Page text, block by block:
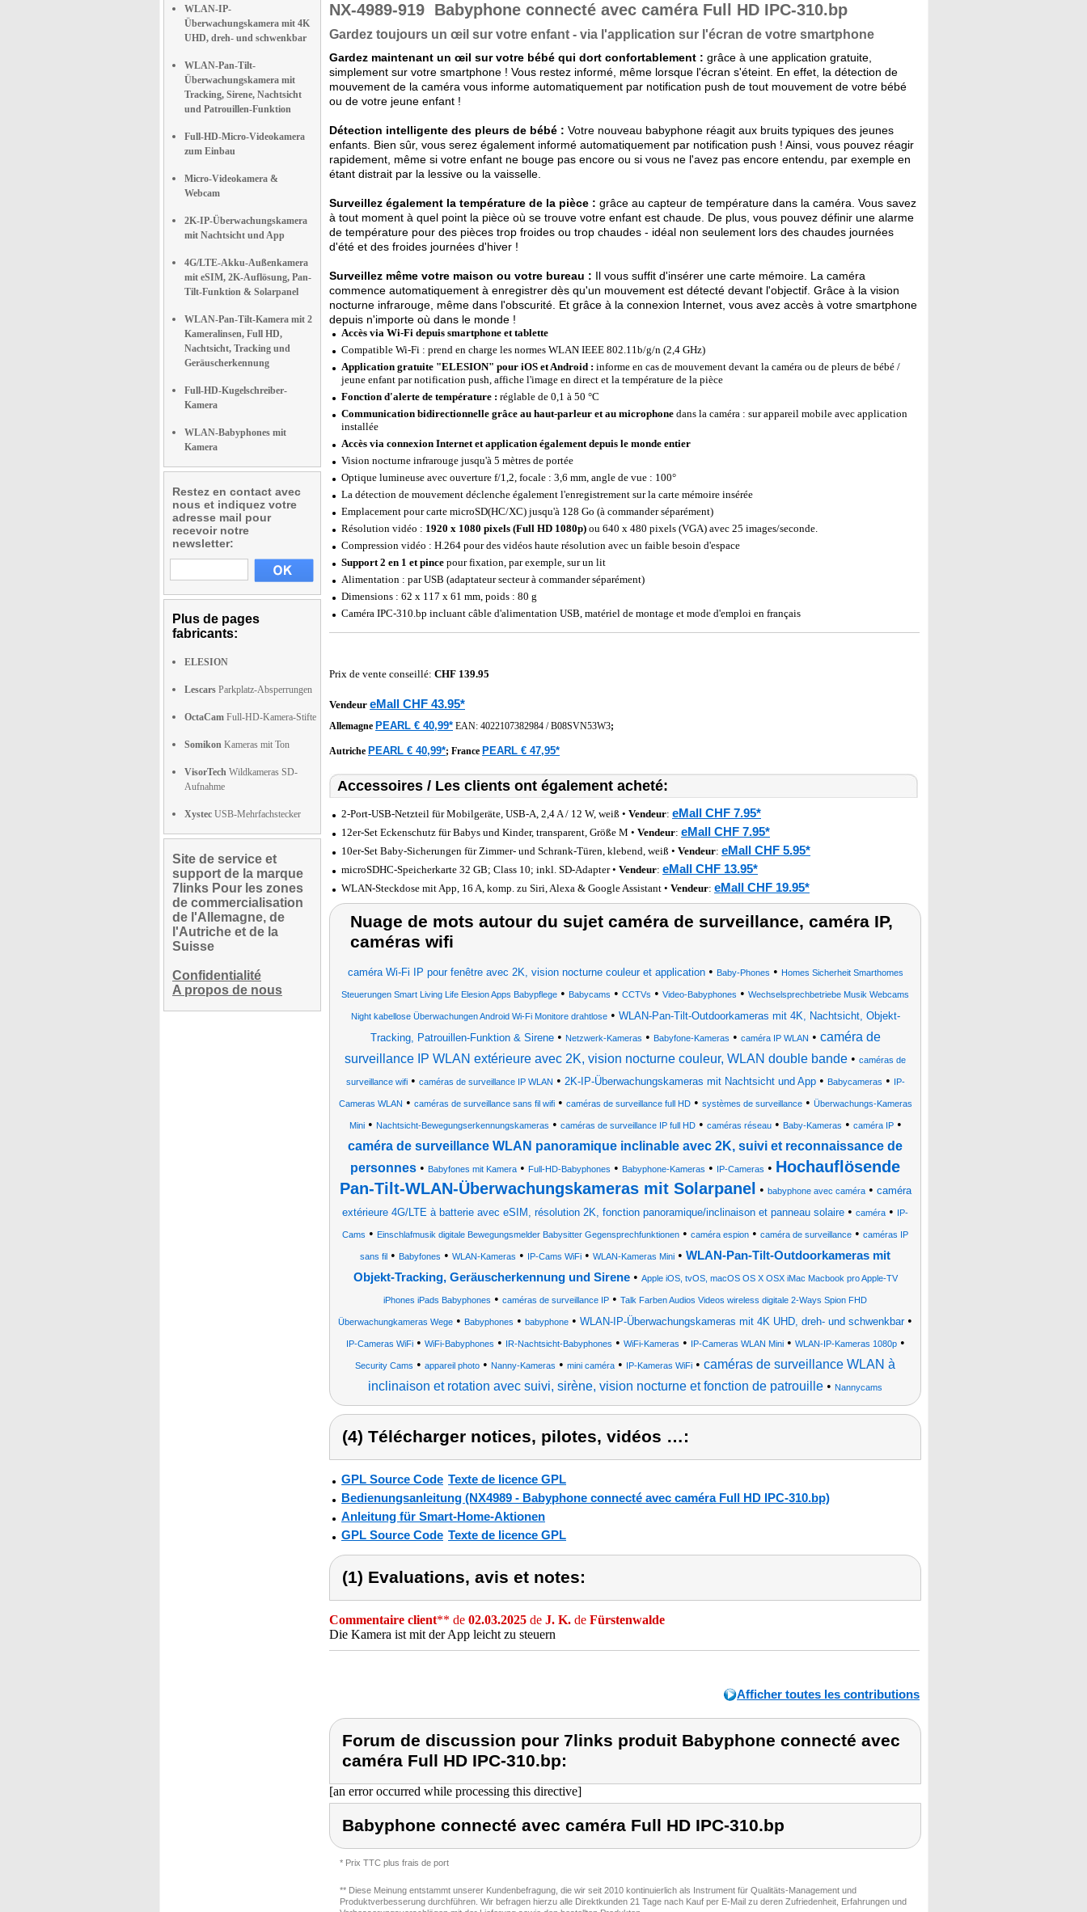
WLAN-IP-
Überwachungskamera mit 4K
UHD, dreh- und schwenkbar
WLAN-Pan-Tilt-
Überwachungskamera mit
Tracking, Sirene, Nachtsicht
und Patrouillen-Funktion
Full-HD-Micro-Videokamera
zum Einbau
Micro-Videokamera &
Webcam
2K-IP-Überwachungskamera
mit Nachtsicht und App
4G/LTE-Akku-Außenkamera
mit eSIM, 2K-Auflösung, Pan-
Tilt-Funktion & Solarpanel
WLAN-Pan-Tilt-Kamera mit 2
Kameralinsen, Full HD,
Nachtsicht, Tracking und
Geräuscherkennung
Full-HD-Kugelschreiber-
Kamera
WLAN-Babyphones mit
Kamera
Restez en contact avec
nous et indiquez votre
adresse mail pour
recevoir notre
newsletter:
Plus de pages
fabricants:
ELESION
Lescars Parkplatz-Absperrungen
OctaCam Full-HD-Kamera-Stifte
Somikon Kameras mit Ton
VisorTech Wildkameras SD-
Aufnahme
Xystec USB-Mehrfachstecker
Site de service et
support de la marque
7links Pour les zones
de commercialisation
de l'Allemagne, de
l'Autriche et de la
Suisse
Confidentialité
A propos de nous
NX-4989-919 Babyphone connecté avec caméra Full HD IPC-310.bp
Gardez toujours un œil sur votre enfant - via l'application sur l'écran de votre smartphone
Gardez maintenant un œil sur votre bébé qui dort confortablement : grâce à une application gratuite,
simplement sur votre smartphone ! Vous restez informé, même lorsque l'écran s'éteint. En effet, la détection de
mouvement de la caméra vous informe automatiquement par notification push de tout mouvement de votre bébé
ou de votre jeune enfant !
Détection intelligente des pleurs de bébé : Votre nouveau babyphone réagit aux bruits typiques des jeunes
enfants. Bien sûr, vous serez également informé automatiquement par notification push ! Ainsi, vous pouvez réagir
rapidement, même si votre enfant ne bouge pas encore ou si vous ne l'avez pas encore entendu, par exemple en
étant distrait par la lessive ou la vaisselle.
Surveillez également la température de la pièce : grâce au capteur de température dans la caméra. Vous savez
à tout moment à quel point la pièce où se trouve votre enfant est chaude. De plus, vous pouvez définir une alarme
de température pour des pièces trop froides ou trop chaudes - idéal non seulement lors des chaudes journées
d'été et des froides journées d'hiver !
Surveillez même votre maison ou votre bureau : Il vous suffit d'insérer une carte mémoire. La caméra
commence automatiquement à enregistrer dès qu'un mouvement est détecté devant l'objectif. Grâce à la vision
nocturne infrarouge, même dans l'obscurité. Et grâce à la connexion Internet, vous avez accès à votre smartphone
depuis n'importe où dans le monde !
Accès via Wi-Fi depuis smartphone et tablette
Compatible Wi-Fi : prend en charge les normes WLAN IEEE 802.11b/g/n (2,4 GHz)
Application gratuite "ELESION" pour iOS et Android : informe en cas de mouvement devant la caméra ou de pleurs de bébé /
jeune enfant par notification push, affiche l'image en direct et la température de la pièce
Fonction d'alerte de température : réglable de 0,1 à 50 °C
Communication bidirectionnelle grâce au haut-parleur et au microphone dans la caméra : sur appareil mobile avec application
installée
Accès via connexion Internet et application également depuis le monde entier
Vision nocturne infrarouge jusqu'à 5 mètres de portée
Optique lumineuse avec ouverture f/1,2, focale : 3,6 mm, angle de vue : 100°
La détection de mouvement déclenche également l'enregistrement sur la carte mémoire insérée
Emplacement pour carte microSD(HC/XC) jusqu'à 128 Go (à commander séparément)
Résolution vidéo : 1920 x 1080 pixels (Full HD 1080p) ou 640 x 480 pixels (VGA) avec 25 images/seconde.
Compression vidéo : H.264 pour des vidéos haute résolution avec un faible besoin d'espace
Support 2 en 1 et pince pour fixation, par exemple, sur un lit
Alimentation : par USB (adaptateur secteur à commander séparément)
Dimensions : 62 x 117 x 61 mm, poids : 80 g
Caméra IPC-310.bp incluant câble d'alimentation USB, matériel de montage et mode d'emploi en français
Prix de vente conseillé: CHF 139.95
Vendeur eMall CHF 43.95*
Allemagne PEARL € 40,99* EAN: 4022107382984 /B08SVN53W3;
Autriche PEARL € 40,99*; France PEARL € 47,95*
Accessoires / Les clients ont également acheté:
2-Port-USB-Netzteil für Mobilgeräte, USB-A, 2,4 A / 12 W, weiß • Vendeur: eMall CHF 7.95*
12er-Set Eckenschutz für Babys und Kinder, transparent, Größe M • Vendeur: eMall CHF 7.95*
10er-Set Baby-Sicherungen für Zimmer- und Schrank-Türen, klebend, weiß • Vendeur: eMall CHF 5.95*
microSDHC-Speicherkarte 32 GB; Class 10; inkl. SD-Adapter • Vendeur: eMall CHF 13.95*
WLAN-Steckdose mit App, 16 A, komp. zu Siri, Alexa & Google Assistant • Vendeur: eMall CHF 19.95*
Nuage de mots autour du sujet caméra de surveillance, caméra IP,
caméras wifi
caméra Wi-Fi IP pour fenêtre avec 2K, vision nocturne couleur et application• Baby-Phones • Homes Sicherheit Smarthomes
Steuerungen Smart Living Life Elesion Apps Babypflege • Babycams • CCTVs • Video-Babyphones • Wechselsprechbetriebe Musik Webcams
Night kabellose Überwachungen Android Wi-Fi Monitore drahtlose• WLAN-Pan-Tilt-Outdoorkameras mit 4K, Nachtsicht, Objekt-
Tracking, Patrouillen-Funktion & Sirene• Netzwerk-Kameras • Babyfone-Kameras • caméra IP WLAN • caméra de
surveillance IP WLAN extérieure avec 2K, vision nocturne couleur, WLAN double bande • caméras de
surveillance wifi• caméras de surveillance IP WLAN • 2K-IP-Überwachungskameras mit Nachtsicht und App• Babycameras • IP-
Cameras WLAN • caméras de surveillance sans fil wifi• caméras de surveillance full HD• systèmes de surveillance• Überwachungs-Kameras
Mini• Nachtsicht-Bewegungserkennungskameras • caméras de surveillance IP full HD• caméras réseau• Baby-Kameras • caméra IP•
caméra de surveillance WLAN panoramique inclinable avec 2K, suivi et reconnaissance de
personnes • Babyfones mit Kamera • Full-HD-Babyphones • Babyphone-Kameras • IP-Cameras • Hochauflösende
Pan-Tilt-WLAN-Überwachungskameras mit Solarpanel
• babyphone avec caméra• caméra
extérieure 4G/LTE à batterie avec eSIM, résolution 2K, fonction panoramique/inclinaison et panneau solaire • caméra • IP-
Cams • Einschlafmusik digitale Bewegungsmelder Babysitter Gegensprechfunktionen • caméra espion • caméra de surveillance • caméras IP
sans fil • Babyfones • WLAN-Kameras • IP-Cams WiFi • WLAN-Kameras Mini • WLAN-Pan-Tilt-Outdoorkameras mit
Objekt-Tracking, Geräuscherkennung und Sirene• Apple iOS, tvOS, macOS OS X OSX iMac Macbook pro Apple-TV
iPhones iPads Babyphones • caméras de surveillance IP • Talk Farben Audios Videos wireless digitale 2-Ways Spion FHD
Überwachungkameras Wege • Babyphones • babyphone • WLAN-IP-Überwachungskameras mit 4K UHD, dreh- und schwenkbar•
IP-Cameras WiFi• WiFi-Babyphones • IR-Nachtsicht-Babyphones • WiFi-Kameras • IP-Cameras WLAN Mini• WLAN-IP-Kameras 1080p•
Security Cams • appareil photo • Nanny-Kameras • mini caméra • IP-Kameras WiFi • caméras de surveillance WLAN à
inclinaison et rotation avec suivi, sirène, vision nocturne et fonction de patrouille • Nannycams
(4) Télécharger notices, pilotes, vidéos …:
GPL Source Code Texte de licence GPL
Bedienungsanleitung (NX4989 - Babyphone connecté avec caméra Full HD IPC-310.bp)
Anleitung für Smart-Home-Aktionen
GPL Source Code Texte de licence GPL
(1) Evaluations, avis et notes:
Commentaire client** de 02.03.2025 de J. K. de Fürstenwalde
Die Kamera ist mit der App leicht zu steuern
Afficher toutes les contributions
Forum de discussion pour 7links produit Babyphone connecté avec
caméra Full HD IPC-310.bp:
[an error occurred while processing this directive]
Babyphone connecté avec caméra Full HD IPC-310.bp
* Prix TTC plus frais de port
** Diese Meinung entstammt unserer Kundenbefragung, die wir seit 2010 kontinuierlich als Instrument für Qualitäts-Management und
Produktverbesserung durchführen. Wir befragen hierzu alle Direktkunden 21 Tage nach Kauf per E-Mail zu deren Zufriedenheit, Erfahrungen und